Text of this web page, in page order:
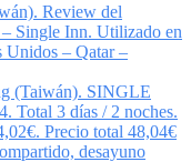
Review del
Single Inn. Utilizado en
Unidos – Qatar –
(Taiwán). SINGLE
Total 3 días / 2 noches.
Precio total 48,04€
desayuno